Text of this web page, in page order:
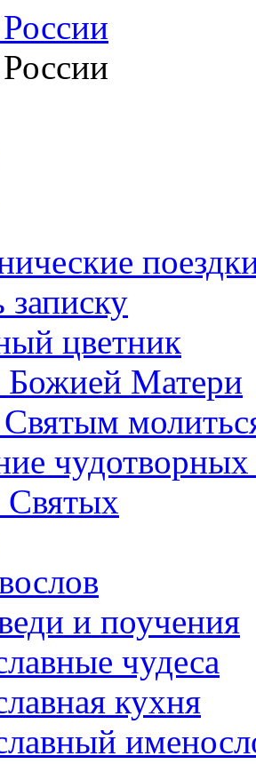
записку
цветник
Матери
и поучения
чудеса
кухня